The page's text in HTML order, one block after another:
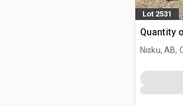
Lot 2531
Quantity
Nisku, AB,